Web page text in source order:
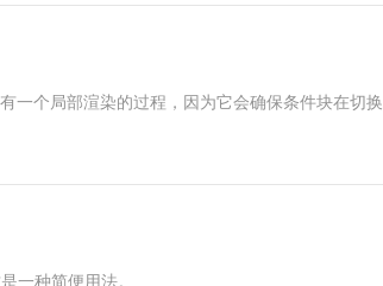
一个局部渲染的过程，因为它会确保条件块在切换
一种简便用法。